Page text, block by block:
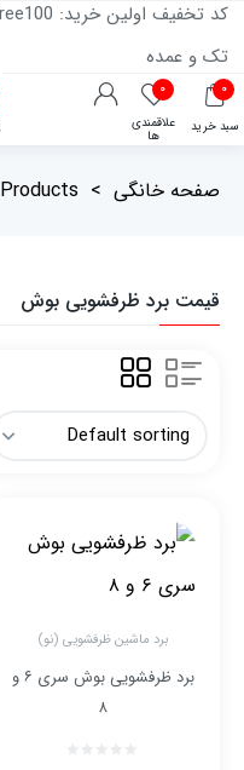
کد تخفیف اولین خرید: free100
تک و عمده
۰
سبد خرید
۰
علاقمندی
ها
صفحه خانگی >
Products
قیمت برد ظرفشویی بوش
برد ماشین ظرفشویی (نو)
برد ظرفشویی بوش سری ۶ و
۸